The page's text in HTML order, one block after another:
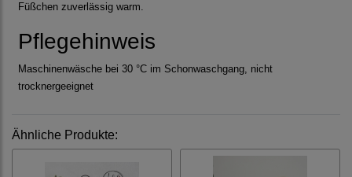
Füßchen zuverlässig warm.
Pflegehinweis
Maschinenwäsche bei 30 °C im Schonwaschgang, nicht
trocknergeeignet
Ähnliche Produkte: